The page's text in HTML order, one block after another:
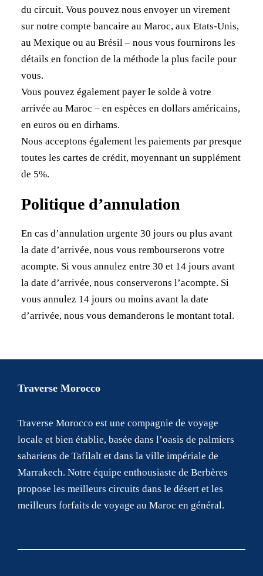
du circuit. Vous pouvez nous envoyer un virement
sur notre compte bancaire au Maroc, aux Etats-Unis,
au Mexique ou au Brésil – nous vous fournirons les
détails en fonction de la méthode la plus facile pour
vous.
Vous pouvez également payer le solde à votre
arrivée au Maroc – en espèces en dollars américains,
en euros ou en dirhams.
Nous acceptons également les paiements par presque
toutes les cartes de crédit, moyennant un supplément
de 5%.
Politique d’annulation
En cas d’annulation urgente 30 jours ou plus avant
la date d’arrivée, nous vous rembourserons votre
acompte. Si vous annulez entre 30 et 14 jours avant
la date d’arrivée, nous conserverons l’acompte. Si
vous annulez 14 jours ou moins avant la date
d’arrivée, nous vous demanderons le montant total.
Traverse Morocco
Traverse Morocco est une compagnie de voyage
locale et bien établie, basée dans l’oasis de palmiers
sahariens de Tafilalt et dans la ville impériale de
Marrakech. Notre équipe enthousiaste de Berbères
propose les meilleurs circuits dans le désert et les
meilleurs forfaits de voyage au Maroc en général.